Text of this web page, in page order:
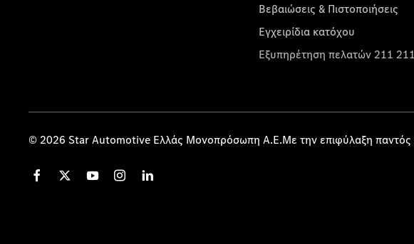
Βεβαιώσεις & Πιστοποιήσεις
Εγχειρίδια κατόχου
Εξυπηρέτηση πελατών 211
© 2026 Star Automotive Ελλάς Μονοπρόσωπη Α.Ε.Με την επιφύλαξη παντός